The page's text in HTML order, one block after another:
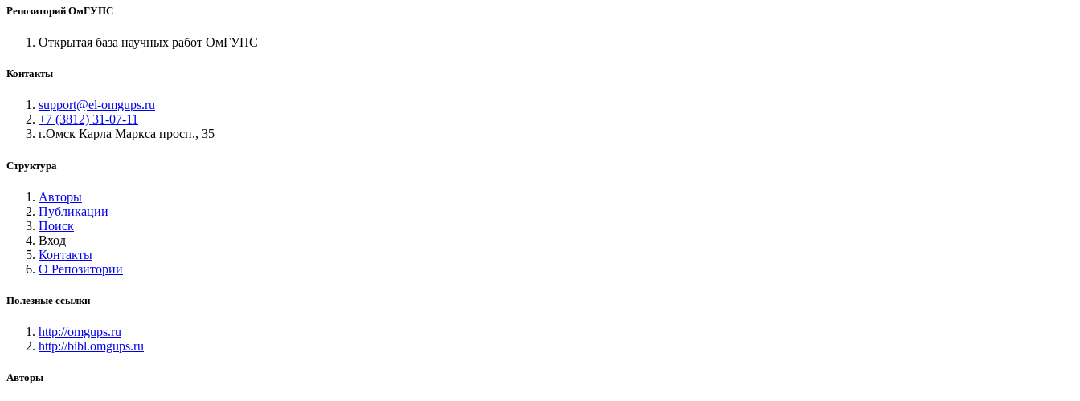
Репозиторий ОмГУПС
Открытая база научных работ ОмГУПС
Контакты
support@el-omgups.ru
+7 (3812) 31-07-11
г.Омск Карла Маркса просп., 35
Структура
Авторы
Публикации
Поиск
Вход
Контакты
О Репозитории
Полезные ссылки
http://omgups.ru
http://bibl.omgups.ru
Авторы